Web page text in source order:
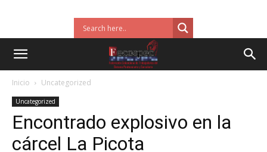
Inicio Uncategorized
Uncategorized
Encontrado explosivo en la
cárcel La Picota